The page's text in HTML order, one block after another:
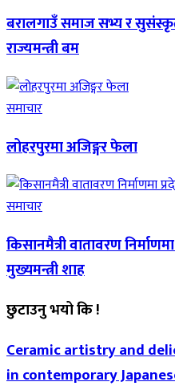
बरालगाउँ समाज सभ्य र
राज्यमन्त्री बम
समाचार
लोहरपुरमा अजिङ्गर फेला
समाचार
किसानमैत्री वातावरण
मुख्यमन्त्री शाह
छुटाउनु भयो कि !
Ceramic artistry and
in contemporary